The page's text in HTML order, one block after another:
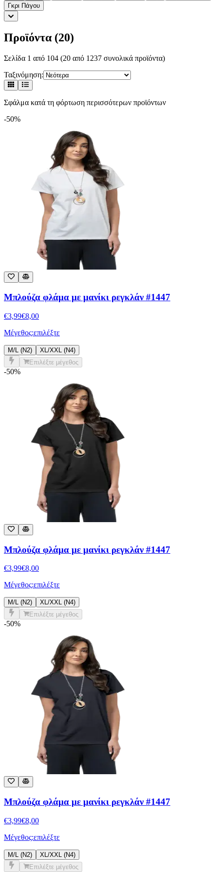
Γκρι Πάγου
Προϊόντα (20)
Σελίδα 1 από 104 (20 από 1237 συνολικά προϊόντα)
Ταξινόμηση:
Μπλούζα φλάμα με μανίκι ρεγκλάν #1447
8,00
Επιλέξτε μέγεθος
-50%
Μπλούζα φλάμα με μανίκι ρεγκλάν #1447
8,00
Επιλέξτε μέγεθος
-50%
Μπλούζα φλάμα με μανίκι ρεγκλάν #1447
8,00
Επιλέξτε μέγεθος
-50%